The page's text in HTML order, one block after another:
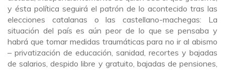
y ésta política seguirá el patrón de lo acontecido tras las
elecciones catalanas o las castellano-machegas: La
situación del país es aún peor de lo que se pensaba y
habrá que tomar medidas traumáticas para no ir al abismo
– privatización de educación, sanidad, recortes y bajadas
de salarios, despido libre y gratuito, bajadas de pensiones,